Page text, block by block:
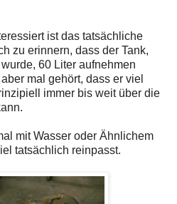
ist das tatsächliche
zu erinnern, dass der Tank,
60 Liter aufnehmen
mal gehört, dass er viel
immer bis weit über die
mit Wasser oder Ähnlichem
tatsächlich reinpasst.